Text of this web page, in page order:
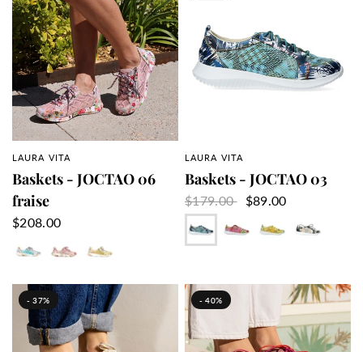
APERÇU RAPIDE
LAURA VITA
Baskets - JOCTAO 06
fraise
$208.00
APERÇU RAPIDE
LAURA VITA
Baskets - JOCTAO 03
$179.00
$89.00
Bleu
- 37% - 40%